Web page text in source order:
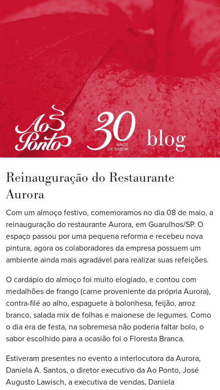
blog
Reinauguração do Restaurante
Aurora
Com um almoço festivo, comemoramos no dia 08 de maio, a
reinauguração do restaurante Aurora, em Guarulhos/SP. O
espaço passou por uma pequena reforma e recebeu nova
pintura, agora os colaboradores da empresa possuem um
ambiente ainda mais agradável para realizar suas refeições.
O cardápio do almoço foi muito elogiado, e contou com
medalhões de frango (carne proveniente da própria Aurora),
contra-filé ao alho, espaguete à bolonhesa, feijão, arroz
branco, salada mix de folhas e maionese de legumes. Como
o dia era de festa, na sobremesa não poderia faltar bolo, o
sabor escolhido para a ocasião foi o Floresta Branca.
Estiveram presentes no evento a interlocutora da Aurora,
Daniela A. Santos, o diretor executivo da Ao Ponto, José
Augusto Lawisch, a executiva de vendas, Daniela